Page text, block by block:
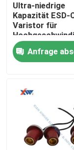
Haus
Produkte
VR Show
Über uns
Ultra-niedrige
Kapazität ESD-
Varistor für
und
Anfrage